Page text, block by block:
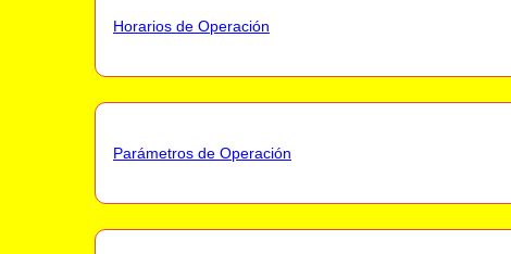
Horarios de Operación
Parámetros de Operación